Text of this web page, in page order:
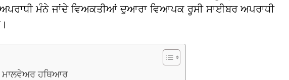
ਮੰਨੇ ਜਾਂਦੇ ਵਿਅਕਤੀਆਂ ਦੁਆਰਾ ਵਿਆਪਕ ਰੂਸੀ ਸਾਈਬਰ ਅਪਰਾਧੀ
ਹਥਿਆਰ